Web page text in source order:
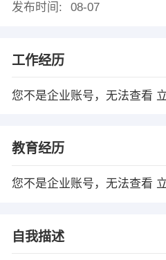
发布时间:
08-07
工作经历
您不是企业账号，无法查看
教育经历
您不是企业账号，无法查看
自我描述